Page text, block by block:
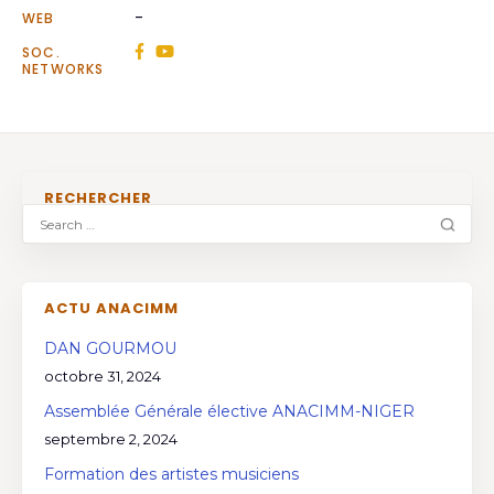
WEB -
SOC.
NETWORKS
RECHERCHER
ACTU ANACIMM
DAN GOURMOU
octobre 31, 2024
Assemblée Générale élective ANACIMM-NIGER
septembre 2, 2024
Formation des artistes musiciens